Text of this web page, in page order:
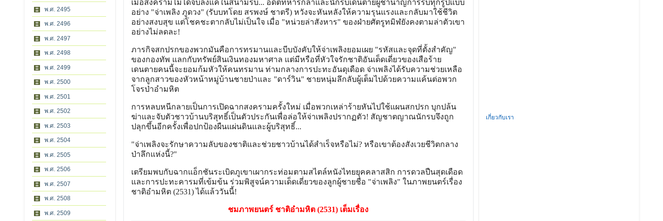
พ.ศ. 2495
พ.ศ. 2496
พ.ศ. 2497
พ.ศ. 2498
พ.ศ. 2499
พ.ศ. 2500
พ.ศ. 2501
พ.ศ. 2502
พ.ศ. 2503
พ.ศ. 2504
พ.ศ. 2505
พ.ศ. 2506
พ.ศ. 2507
พ.ศ. 2508
พ.ศ. 2509
เมื่อสงครามไม่ได้จบลงแค่ในสนามรบ... อดีตทหารกล้าและนักรบเดนตายผู้ชำนาญการรบทุกรูปแบบ
อย่าง "จ่าเพลิง ภูดวง" (รับบทโดย สรพงษ์ ชาตรี) หวังจะหันหลังให้ความรุนแรงและกลับมาใช้ชีวิต
อย่างสงบสุข แต่โชคชะตากลับไม่เป็นใจ เมื่อ "หน่วยล่าสังหาร" ของฝ่ายศัตรูทมิฬยังคงตามล่าตัวเขา
อย่างไม่ลดละ!
ภารกิจสกปรกของพวกมันคือการทรมานและบีบบังคับให้จ่าเพลิงยอมเผย "รหัสและจุดที่ตั้งสำคัญ"
ของกองทัพ แลกกับทรัพย์สินเงินทองมหาศาล แต่มีหรือที่หัวใจรักชาติอันเด็ดเดี่ยวของเสือร้าย
เดนตายคนนี้จะยอมก้มหัวให้คนทรมาน ท่ามกลางการปะทะอันดุเดือด จ่าเพลิงได้รับความช่วยเหลือ
จากลูกสาวของหัวหน้าหมู่บ้านชายป่าและ "ดาร์วิน" ชายหนุ่มลึกลับผู้เต็มไปด้วยความแค้นต่อพวก
โจรป่าอำมหิต
การหลบหนีกลายเป็นการเปิดฉากสงครามครั้งใหม่ เมื่อพวกเหล่าร้ายหันไปใช้แผนสกปรก บุกปล้น
ฆ่าและจับตัวชาวบ้านบริสุทธิ์เป็นตัวประกันเพื่อล่อให้จ่าเพลิงปรากฏตัว! สัญชาตญาณนักรบจึงถูก
ปลุกขึ้นอีกครั้งเพื่อปกป้องผืนแผ่นดินและผู้บริสุทธิ์...
"จ่าเพลิงจะรักษาความลับของชาติและช่วยชาวบ้านได้สำเร็จหรือไม่? หรือเขาต้องสังเวยชีวิตกลาง
ป่าลึกแห่งนี้?"
เตรียมพบกับฉากแอ็กชันระเบิดภูเขาเผากระท่อมตามสไตล์หนังไทยยุคคลาสสิก การดวลปืนสุดเดือด
และการปะทะคารมที่เข้มข้น ร่วมพิสูจน์ความเด็ดเดี่ยวของลูกผู้ชายชื่อ "จ่าเพลิง" ในภาพยนตร์เรื่อง
ชาติอำมหิต (2531) ได้แล้ววันนี้!
ชมภาพยนตร์ ชาติอำมหิต (2531) เต็มเรื่อง
เกี่ยวกับเรา